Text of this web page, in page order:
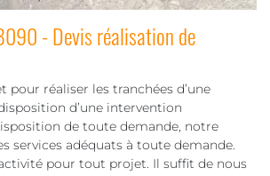
- Devis réalisation de
pour réaliser les tranchées d’une
d’une intervention
de toute demande, notre
services adéquats à toute demande.
pour tout projet. Il suffit de nous